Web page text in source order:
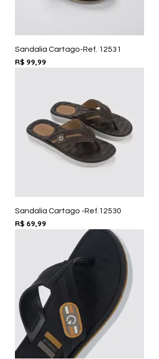
Sandalia Cartago-Ref. 12531
Preço
R$ 99,99
Sandalia Cartago -Ref.12530
Preço
R$ 69,99